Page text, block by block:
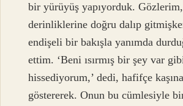
bir yürüyüş yapıyorduk.
derinliklerine doğru dalıp
endişeli bir bakışla yanımda
ettim. ‘Beni ısırmış bir şey var
hissediyorum,’ dedi, hafifçe
göstererek. Onun bu cümlesiyle